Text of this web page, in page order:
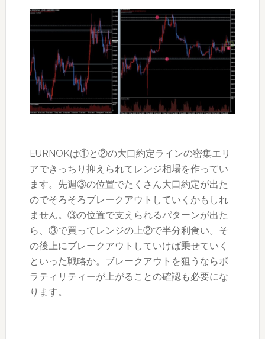
EURNOKは①と②の大口約定ラインの密集エリ
アできっちり抑えられてレンジ相場を作ってい
ます。先週③の位置でたくさん大口約定が出た
のでそろそろブレークアウトしていくかもしれ
ません。③の位置で支えられるパターンが出た
ら、③で買ってレンジの上②で半分利食い。そ
の後上にブレークアウトしていけば乗せていく
といった戦略か。ブレークアウトを狙うならボ
ラティリティーが上がることの確認も必要にな
ります。